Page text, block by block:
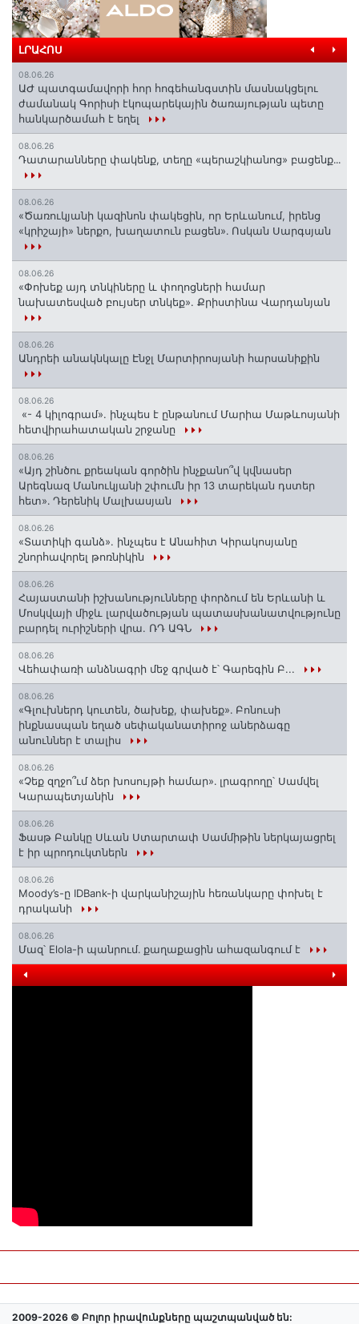
ԼՐԱՀՈՍ
08.06.26
ԱԺ պատգամավորի հոր հոգեհանգստին մասնակցելու
ժամանակ Գորիսի էկոպարեկային ծառայության պետը
հանկարծամահ է եղել
08.06.26
Դատարանները փակենք, տեղը «պերաշկիանոց» բացենք․․․
08.06.26
«Ծառուկյանի կազինոն փակեցին, որ Երևանում, իրենց
«կրիշայի» ներքո, խաղատուն բացեն»․ Ոսկան Սարգսյան
08.06.26
«Փոխեք այդ տնկիները և փողոցների համար
նախատեսված բույսեր տնկեք». Քրիստինա Վարդանյան
08.06.26
Անդրեի անակնկալը Էնջլ Մարտիրոսյանի հարսանիքին
08.06.26
«- 4 կիլոգրամ». ինչպես է ընթանում Մարիա Մաթևոսյանի
հետվիրահատական շրջանը
08.06.26
«Այդ շինծու քրեական գործին ինչքանո՞վ կվնասեր
Արեգնազ Մանուկյանի շփումն իր 13 տարեկան դստեր
հետ»․ Դերենիկ Մալխասյան
08.06.26
«Տատիկի գանձ». ինչպես է Անահիտ Կիրակոսյանը
շնորհավորել թոռնիկին
08.06.26
Հայաստանի իշխանությունները փորձում են Երևանի և
Մոսկվայի միջև լարվածության պատասխանատվությունը
բարդել ուրիշների վրա. ՌԴ ԱԳՆ
08.06.26
Վեհափառի անձնագրի մեջ գրված է՝ Գարեգին Բ...
08.06.26
«Գլուխներդ կուտեն, ծախեք, փախեք»․ Բոնուսի
ինքնասպան եղած սեփականատիրոջ աներձագը
անուններ է տալիս
08.06.26
«Չեք զղջո՞ւմ ձեր խոսույթի համար»․ լրագրողը՝ Սամվել
Կարապետյանին
08.06.26
Ֆասթ Բանկը Սևան Ստարտափ Սամմիթին ներկայացրել
է իր պրոդուկտներն
08.06.26
Moody’s-ը IDBank-ի վարկանիշային հեռանկարը փոխել է
դրականի
08.06.26
Մազ՝ Elola-ի պանրում․ քաղաքացին ահազանգում է
2009-2026 © Բոլոր իրավունքները պաշտպանված են: